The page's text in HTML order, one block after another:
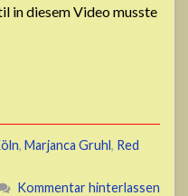
in diesem Video musste
, Marjanca Gruhl, Red
Kommentar hinterlassen